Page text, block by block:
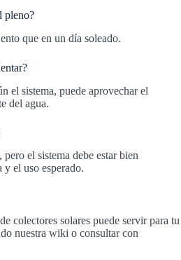
pleno?
que en un día soleado.
el sistema, puede aprovechar el
del agua.
el sistema debe estar bien
el uso esperado.
colectores solares puede servir para tu
nuestra wiki o consultar con